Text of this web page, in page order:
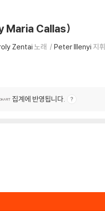
Maria Callas)
Zentai 노래 Peter Illenyi 지휘
집계에 반영됩니다.